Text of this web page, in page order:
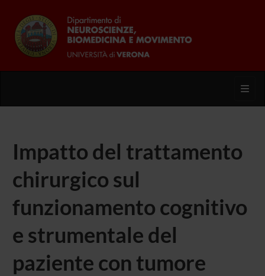
Impatto del trattamento
chirurgico sul
funzionamento cognitivo
e strumentale del
paziente con tumore